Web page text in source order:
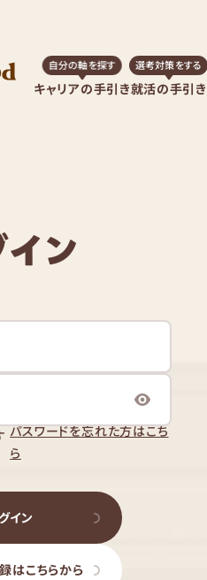
キャリアの手引き
自分の軸を探す
就活の手引き
選考対策をする
ン
パスワードを忘れた方はこち
ら
イン
はこちらから